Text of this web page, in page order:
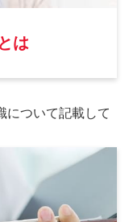
は
について記載して